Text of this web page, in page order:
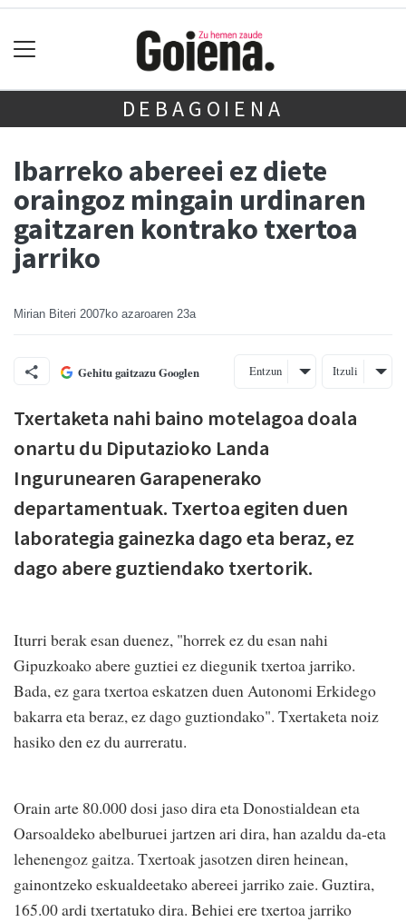
DEBAGOIENA
Ibarreko abereei ez diete
oraingoz mingain urdinaren
gaitzaren kontrako txertoa
jarriko
Mirian Biteri 2007ko azaroaren 23a
Gehitu gaitzazu Googlen Entzun Itzuli
Txertaketa nahi baino motelagoa doala
onartu du Diputazioko Landa
Ingurunearen Garapenerako
departamentuak. Txertoa egiten duen
laborategia gainezka dago eta beraz, ez
dago abere guztiendako txertorik.
Iturri berak esan duenez, "horrek ez du esan nahi
Gipuzkoako abere guztiei ez diegunik txertoa jarriko.
Bada, ez gara txertoa eskatzen duen Autonomi Erkidego
bakarra eta beraz, ez dago guztiondako". Txertaketa noiz
hasiko den ez du aurreratu.
Orain arte 80.000 dosi jaso dira eta Donostialdean eta
Oarsoaldeko abelburuei jartzen ari dira, han azaldu da-eta
lehenengoz gaitza. Txertoak jasotzen diren heinean,
gainontzeko eskualdeetako abereei jarriko zaie. Guztira,
165.00 ardi txertatuko dira. Behiei ere txertoa jarriko